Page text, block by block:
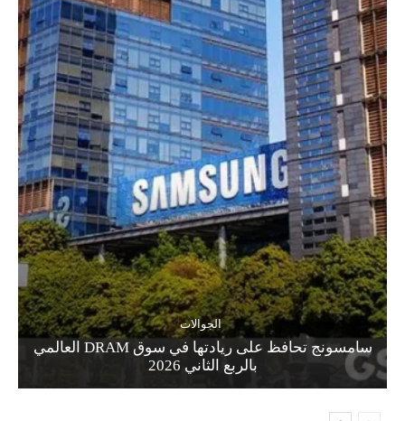
الجوالات
سامسونج تحافظ على ريادتها في سوق DRAM العالمي
بالربع الثاني 2026